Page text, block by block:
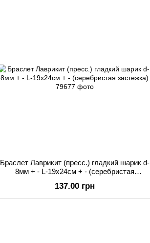
Браслет Лаврикит (пресс.) гладкий шарик d-
8мм + - L-19х24см + - (серебристая
137.00 грн